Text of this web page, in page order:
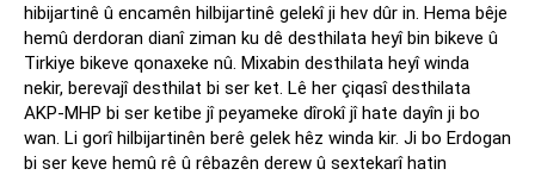
hibijartinê û encamên hilbijartinê gelekî ji hev dûr in. Hema bêje
hemû derdoran dianî ziman ku dê desthilata heyî bin bikeve û
Tirkiye bikeve qonaxeke nû. Mixabin desthilata heyî winda
nekir, berevajî desthilat bi ser ket. Lê her çiqasî desthilata
AKP-MHP bi ser ketibe jî peyameke dîrokî jî hate dayîn ji bo
wan. Li gorî hilbijartinên berê gelek hêz winda kir. Ji bo Erdogan
bi ser keve hemû rê û rêbazên derew û sextekarî hatin